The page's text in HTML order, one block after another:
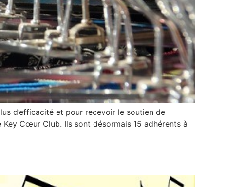
d’efficacité et pour recevoir le soutien de
Cœur Club. Ils sont désormais 15 adhérents à